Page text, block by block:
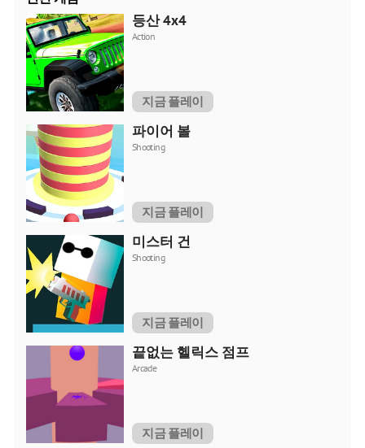
등산 4x4
Action
지금 플레이
파이어 볼
Shooting
지금 플레이
미스터 건
Shooting
지금 플레이
끝없는 헬릭스 점프
Arcade
지금 플레이